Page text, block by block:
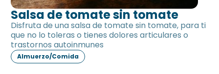
Salsa de tomate sin tomate
Disfruta de una salsa de tomate sin tomate, para ti
que no lo toleras o tienes dolores articulares o
trastornos autoinmunes
Almuerzo/Comida